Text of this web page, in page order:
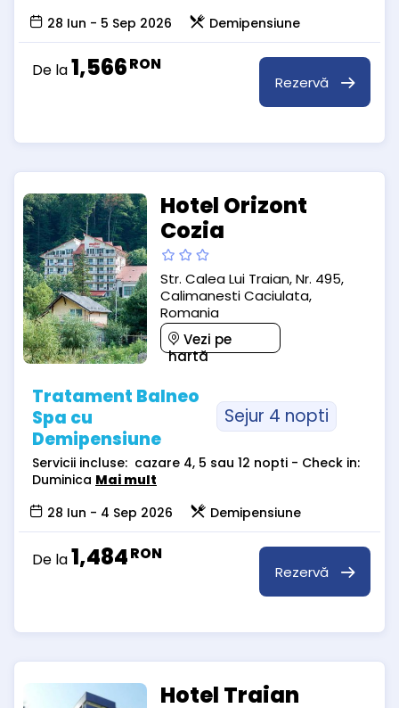
28 Iun - 5 Sep 2026
Demipensiune
De la1,566RON
Rezervă
Hotel Orizont
Cozia
Str. Calea Lui Traian, Nr. 495,
Calimanesti Caciulata,
Romania
Vezi pe
hartă
Tratament Balneo
Spa cu
Demipensiune
Sejur 4 nopti
Servicii incluse: cazare 4, 5 sau 12 nopti - Check in:
Duminica Mai mult
28 Iun - 4 Sep 2026
Demipensiune
De la1,484RON
Rezervă
Hotel Traian